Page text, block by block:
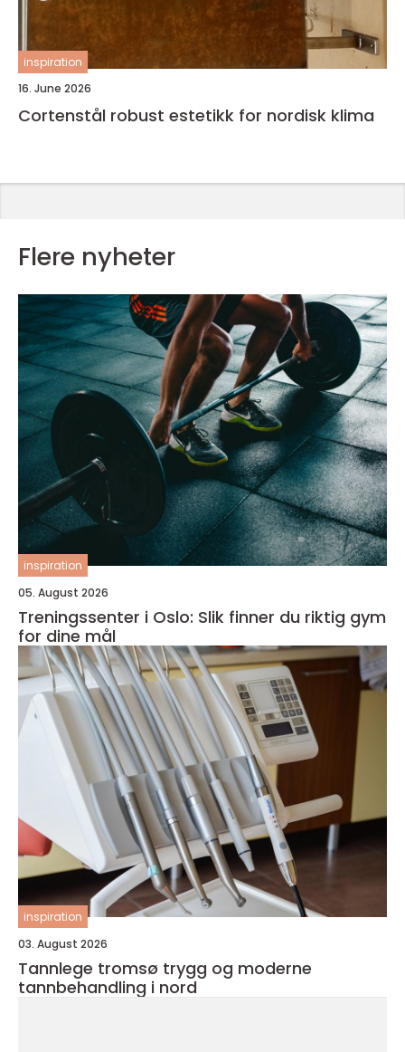
inspiration
16. June 2026
Cortenstål robust estetikk for nordisk klima
Flere nyheter
inspiration
05. August 2026
Treningssenter i Oslo: Slik finner du riktig gym
for dine mål
inspiration
03. August 2026
Tannlege tromsø trygg og moderne
tannbehandling i nord